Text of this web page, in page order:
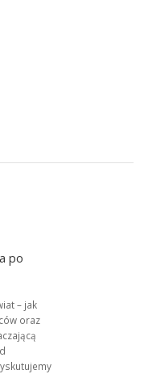
po
– jak
oraz